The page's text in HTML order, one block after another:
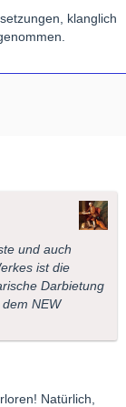
klanglich
und auch
ist die
Darbietung
NEW
Natürlich,